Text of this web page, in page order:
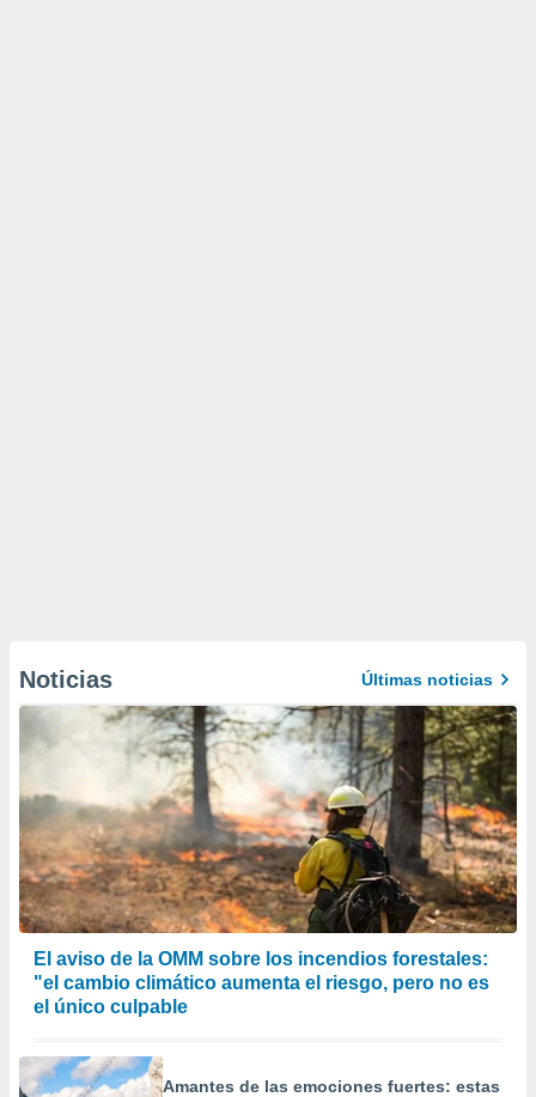
Noticias Últimas noticias
El aviso de la OMM sobre los incendios forestales:
"el cambio climático aumenta el riesgo, pero no es
el único culpable
Amantes de las emociones fuertes: estas